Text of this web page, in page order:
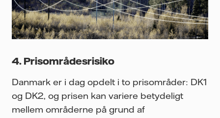
4. Prisområdesrisiko
Danmark er i dag opdelt i to prisområder: DK1
og DK2, og prisen kan variere betydeligt
mellem områderne på grund af